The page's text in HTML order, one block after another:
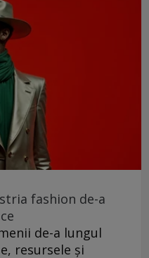
fashion de-a
de-a lungul
resursele și